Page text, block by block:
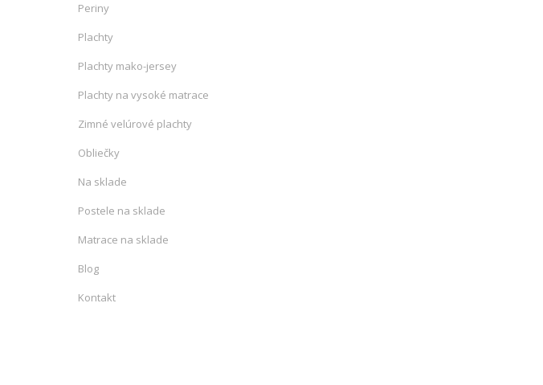
Periny
Plachty
Plachty mako-jersey
Plachty na vysoké matrace
Zimné velúrové plachty
Obliečky
Na sklade
Postele na sklade
Matrace na sklade
Blog
Kontakt